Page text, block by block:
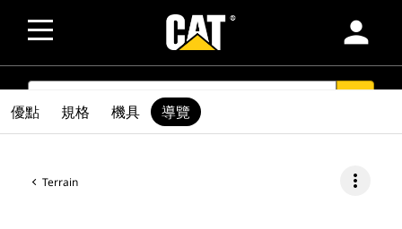
person
SEARCH
Terrain more_vert
優點 規格 機具 導覽